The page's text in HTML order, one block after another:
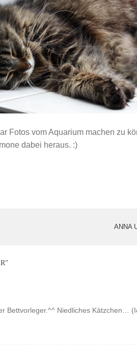
Fotos vom Aquarium machen zu
dabei heraus. :)
ANNA
”
Bettvorleger.^^ Niedliches Kätzchen…